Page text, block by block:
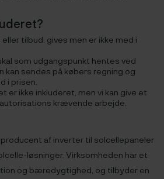
tilbud, gives men er ikke med i
som udgangspunkt hentes ved
kan sendes på købers regning og
i prisen.
er ikke inkluderet, men vi kan give et
krævende arbejde.
af inverter til solcellepaneler
løsninger. Virksomheden har et
og bæredygtighed, og tilbyder en